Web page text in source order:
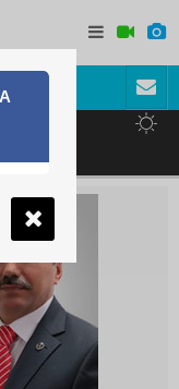
Avukat
akını